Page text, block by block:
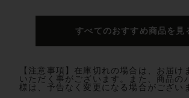
すべてのおすすめ商品を見
【注意事項】在庫切れの場合は、お届け
いただく事がございます。また、商品の
様は、予告なく変更になる場合がござい